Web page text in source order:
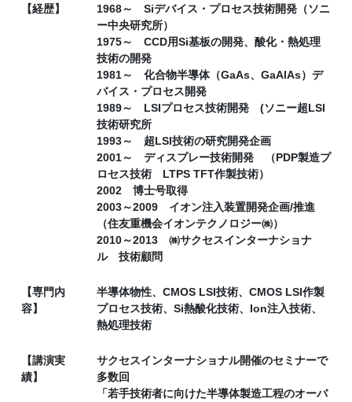
【経歴】
1968～ Siデバイス・プロセス技術開発（ソニ
ー中央研究所）
1975～ CCD用Si基板の開発、酸化・熱処理
技術の開発
1981～ 化合物半導体（GaAs、GaAlAs）デ
バイス・プロセス開発
1989～ LSIプロセス技術開発 (ソニー超LSI
技術研究所
1993～ 超LSI技術の研究開発企画
2001～ ディスプレー技術開発 （PDP製造プ
ロセス技術 LTPS TFT作製技術）
2002 博士号取得
2003～2009 イオン注入装置開発企画/推進
（住友重機会イオンテクノロジー㈱）
2010～2013 ㈱サクセスインターナショナ
ル 技術顧問
【専門内
容】
半導体物性、CMOS LSI技術、CMOS LSI作製
プロセス技術、Si熱酸化技術、Ion注入技術、
熱処理技術
【講演実
績】
サクセスインターナショナル開催のセミナーで
多数回
「若手技術者に向けた半導体製造工程のオーバ